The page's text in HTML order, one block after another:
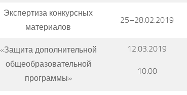
Экспертиза конкурсных
материалов
25–28.02.2019
«Защита дополнительной
общеобразовательной
программы»
12.03.2019
10.00